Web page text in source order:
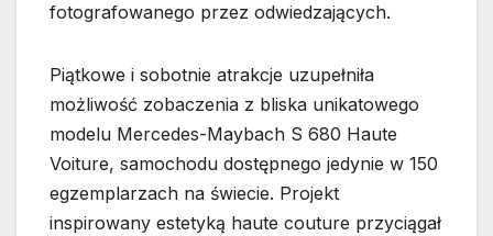
fotografowanego przez odwiedzających.
Piątkowe i sobotnie atrakcje uzupełniła
możliwość zobaczenia z bliska unikatowego
modelu Mercedes-Maybach S 680 Haute
Voiture, samochodu dostępnego jedynie w 150
egzemplarzach na świecie. Projekt
inspirowany estetyką haute couture przyciągał